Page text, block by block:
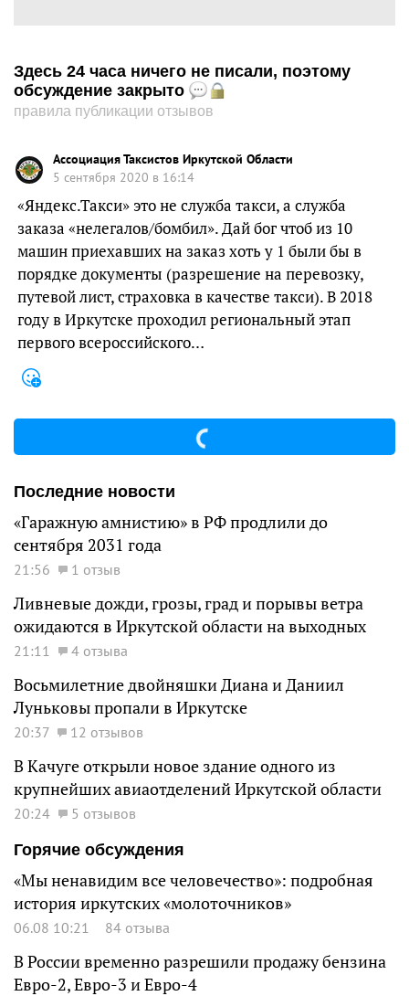
Здесь 24 часа ничего не писали, поэтому
обсуждение закрыто
правила публикации отзывов
Ассоциация Таксистов Иркутской Области
5 сентября 2020 в 16:14
«Яндекс.Такси» это не служба такси, а служба
заказа «нелегалов/бомбил». Дай бог чтоб из 10
машин приехавших на заказ хоть у 1 были бы в
порядке документы (разрешение на перевозку,
путевой лист, страховка в качестве такси). В 2018
году в Иркутске проходил региональный этап
первого всероссийского…
Последние новости
«Гаражную амнистию» в РФ продлили до
сентября 2031 года
21:56 1 отзыв
Ливневые дожди, грозы, град и порывы ветра
ожидаются в Иркутской области на выходных
21:11 4 отзыва
Восьмилетние двойняшки Диана и Даниил
Луньковы пропали в Иркутске
20:37 12 отзывов
В Качуге открыли новое здание одного из
крупнейших авиаотделений Иркутской области
20:24
5 отзывов
Горячие обсуждения
«Мы ненавидим все человечество»: подробная
история иркутских «молоточников»
06.08 10:21 84 отзыва
В России временно разрешили продажу бензина
Евро-2, Евро-3 и Евро-4